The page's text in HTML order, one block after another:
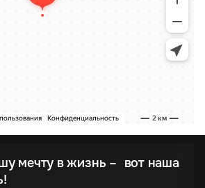
мечту в жизнь – вот наша